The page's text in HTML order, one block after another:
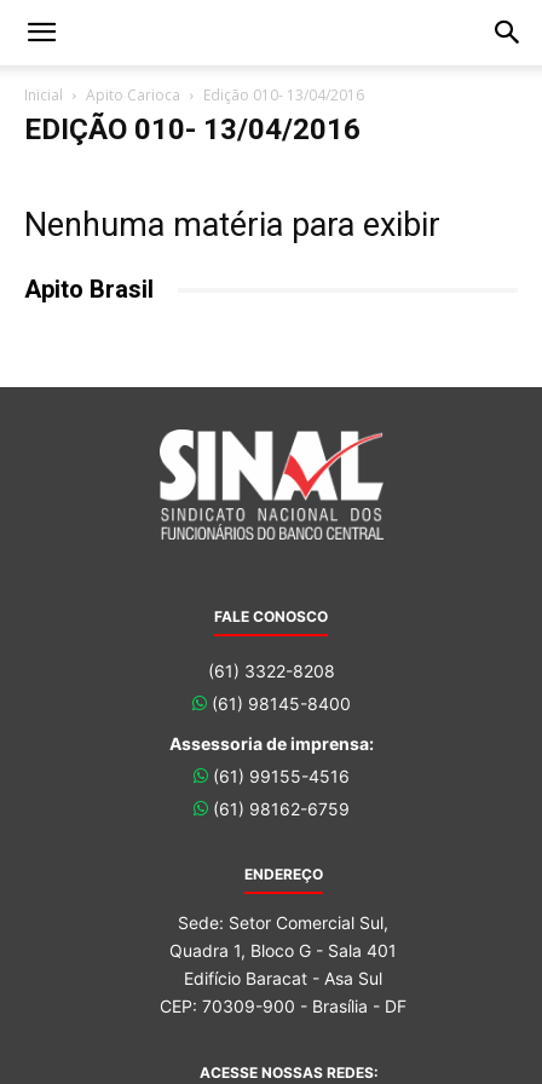
Inicial Apito Carioca Edição 010- 13/04/2016
EDIÇÃO 010- 13/04/2016
Nenhuma matéria para exibir
Apito Brasil
FALE CONOSCO
(61) 3322-8208
(61) 98145-8400
Assessoria de imprensa:
(61) 99155-4516
(61) 98162-6759
ENDEREÇO
Sede: Setor Comercial Sul,
Quadra 1, Bloco G - Sala 401
Edifício Baracat - Asa Sul
CEP: 70309-900 - Brasília - DF
ACESSE NOSSAS REDES: